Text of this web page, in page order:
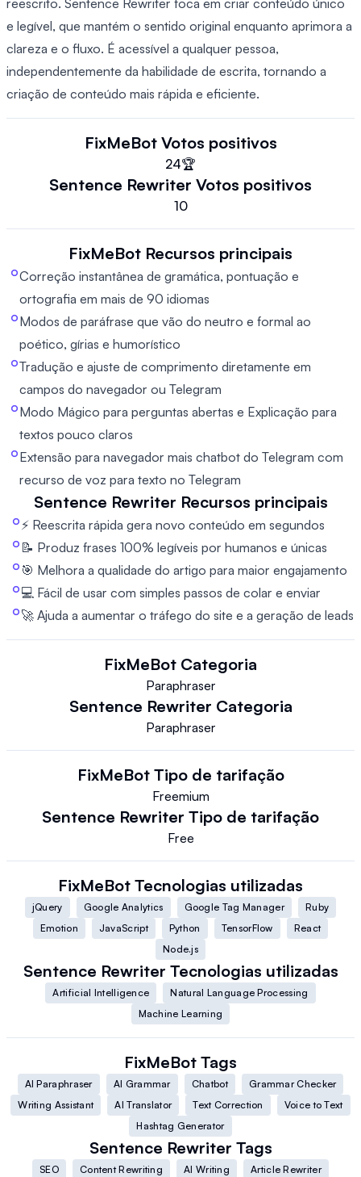
reescrito. Sentence Rewriter foca em criar conteúdo único
e legível, que mantém o sentido original enquanto aprimora a
clareza e o fluxo. É acessível a qualquer pessoa,
independentemente da habilidade de escrita, tornando a
criação de conteúdo mais rápida e eficiente.
FixMeBot Votos positivos
24🏆
Sentence Rewriter Votos positivos
10
FixMeBot Recursos principais
Correção instantânea de gramática, pontuação e
ortografia em mais de 90 idiomas
Modos de paráfrase que vão do neutro e formal ao
poético, gírias e humorístico
Tradução e ajuste de comprimento diretamente em
campos do navegador ou Telegram
Modo Mágico para perguntas abertas e Explicação para
textos pouco claros
Extensão para navegador mais chatbot do Telegram com
recurso de voz para texto no Telegram
Sentence Rewriter Recursos principais
⚡ Reescrita rápida gera novo conteúdo em segundos
📝 Produz frases 100% legíveis por humanos e únicas
🎯 Melhora a qualidade do artigo para maior engajamento
💻 Fácil de usar com simples passos de colar e enviar
🚀 Ajuda a aumentar o tráfego do site e a geração de leads
FixMeBot Categoria
Paraphraser
Sentence Rewriter Categoria
Paraphraser
FixMeBot Tipo de tarifação
Freemium
Sentence Rewriter Tipo de tarifação
Free
FixMeBot Tecnologias utilizadas
jQuery Google Analytics Google Tag Manager
Ruby
Emotion
JavaScript Python TensorFlow
React
Node.js
Sentence Rewriter Tecnologias utilizadas
Artificial Intelligence
Natural Language Processing
Machine Learning
FixMeBot Tags
AI Paraphraser AI Grammar Chatbot
Grammar Checker
Writing Assistant
AI Translator Text Correction
Voice to Text
Hashtag Generator
Sentence Rewriter Tags
SEO Content Rewriting AI Writing
Article Rewriter